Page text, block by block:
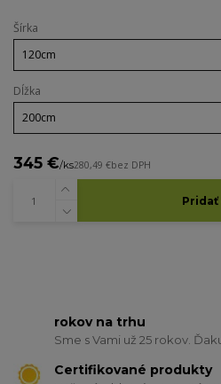
Šírka
Dĺžka
345 €/ks280,49 €bez DPH
Pridať
rokov na trhu
Sme s Vami už 25 rokov.
Certifikované produkty